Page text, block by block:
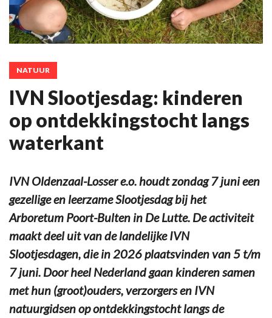
NATUUR
IVN Slootjesdag: kinderen
op ontdekkingstocht langs
waterkant
IVN Oldenzaal-Losser e.o. houdt zondag 7 juni een
gezellige en leerzame Slootjesdag bij het
Arboretum Poort-Bulten in De Lutte. De activiteit
maakt deel uit van de landelijke IVN
Slootjesdagen, die in 2026 plaatsvinden van 5 t/m
7 juni. Door heel Nederland gaan kinderen samen
met hun (groot)ouders, verzorgers en IVN
natuurgidsen op ontdekkingstocht langs de